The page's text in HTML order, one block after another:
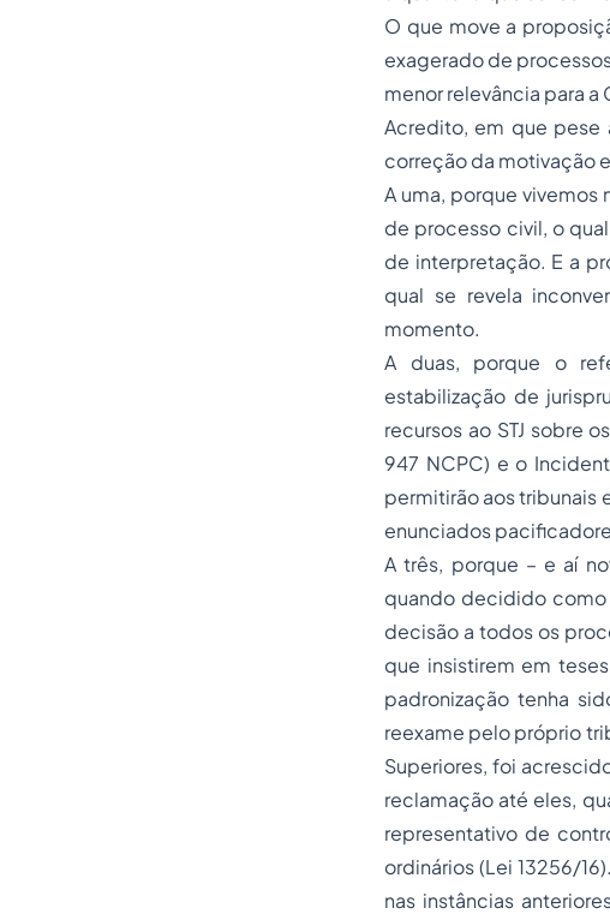
O que move a
exagerado de
menor relevância para a
Acredito, em que pese
correção da motivação
A uma, porque
de processo civil, o
de interpretação. E a
qual se revela
momento.
A duas, porque o
estabilização de
recursos ao STJ sobre
947 NCPC) e o
permitirão aos tribunais
enunciados
A três, porque – e aí
quando decidido como
decisão a todos os
que insistirem em
padronização tenha
reexame pelo próprio
Superiores, foi
reclamação até eles,
representativo de
ordinários (Lei 13256/
nas instâncias